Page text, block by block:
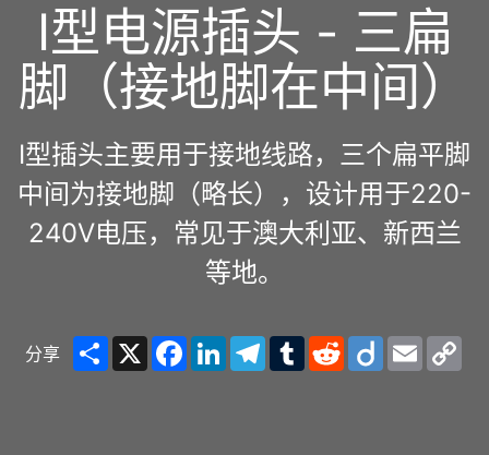
I型电源插头 - 三扁
脚（接地脚在中间）
I型插头主要用于接地线路，三个扁平脚
中间为接地脚（略长），设计用于220-
240V电压，常见于澳大利亚、新西兰
等地。
分享 ShareX Facebook
LinkedInTelegram
TumblrRedditDiigo Email